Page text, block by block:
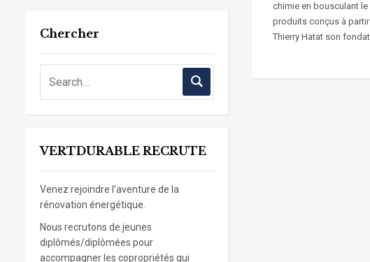
Chercher
VERTDURABLE RECRUTE
Venez rejoindre l’aventure de la
rénovation énergétique.
Nous recrutons de jeunes
diplômés/diplômées pour
accompagner les copropriétés qui
chimie en bousculant
produits conçus à
Thierry Hatat son